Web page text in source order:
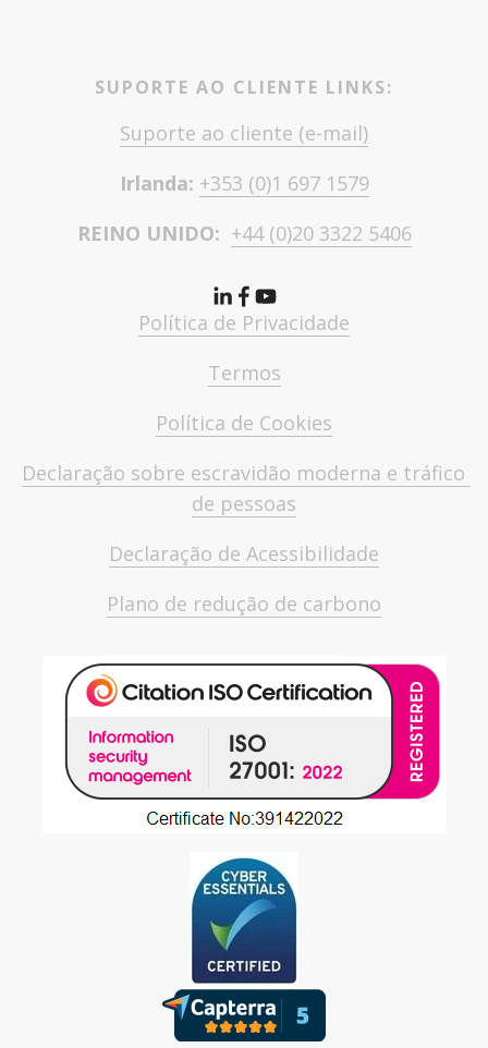
SUPORTE AO CLIENTE LINKS:
Suporte ao cliente (e-mail)
Irlanda: +353 (0)1 697 1579
REINO UNIDO: +44 (0)20 3322 5406
Política de Privacidade
Termos
Política de Cookies
Declaração sobre escravidão moderna e tráfico
de pessoas
Declaração de Acessibilidade
Plano de redução de carbono